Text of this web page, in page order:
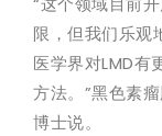
限，但我们乐观
医学界对LMD有
方法。”黑色素
博士说。